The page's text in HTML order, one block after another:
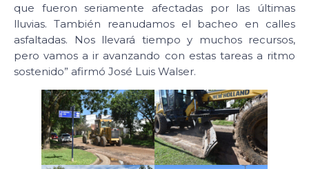
que fueron seriamente afectadas por las últimas
lluvias. También reanudamos el bacheo en calles
asfaltadas. Nos llevará tiempo y muchos recursos,
pero vamos a ir avanzando con estas tareas a ritmo
sostenido” afirmó José Luis Walser.